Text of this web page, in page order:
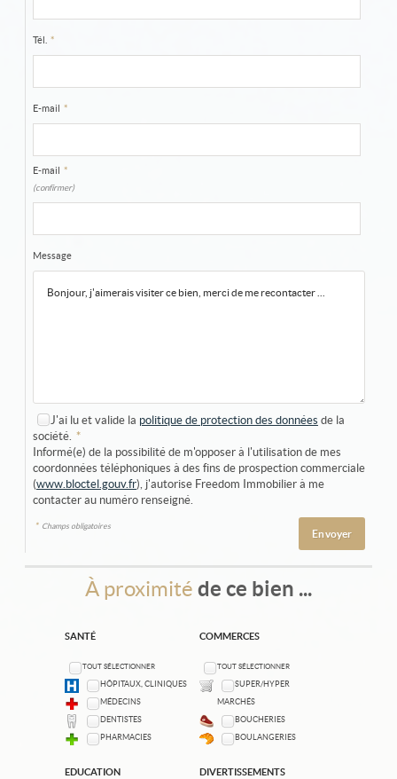
Tél. *
E-mail *
E-mail *
(confirmer)
Message
J'ai lu et valide la politique de protection des données de la
société. *
Informé(e) de la possibilité de m'opposer à l'utilisation de mes
coordonnées téléphoniques à des fins de prospection commerciale
(www.bloctel.gouv.fr), j'autorise Freedom Immobilier à me
contacter au numéro renseigné.
* Champs obligatoires
À proximité de ce bien ...
SANTÉ
TOUT SÉLECTIONNER
HÔPITAUX, CLINIQUES
MÉDECINS
DENTISTES
PHARMACIES
COMMERCES
TOUT SÉLECTIONNER
SUPER/HYPER
MARCHÉS
BOUCHERIES
BOULANGERIES
EDUCATION DIVERTISSEMENTS